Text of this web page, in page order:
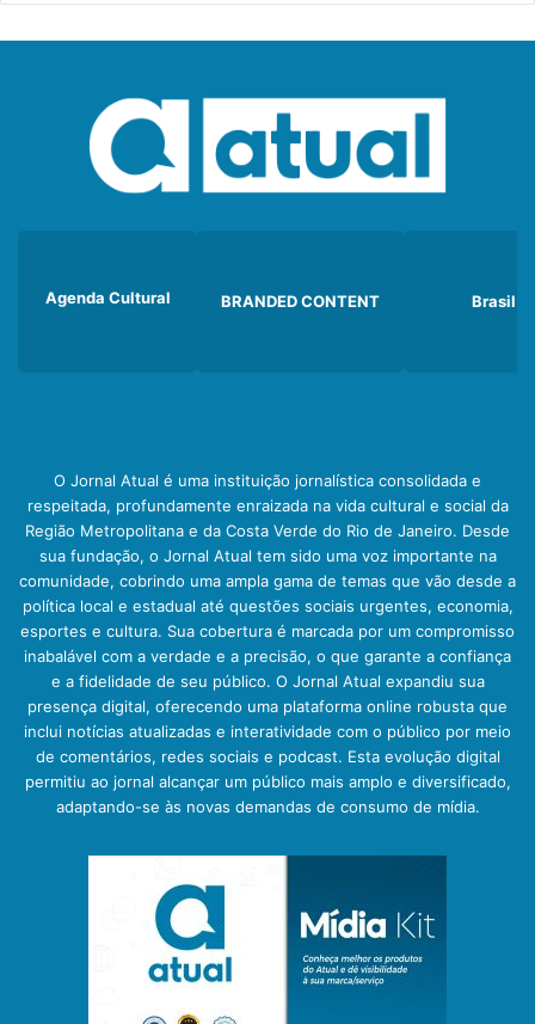
Agenda Cultural BRANDED CONTENT Brasil
O Jornal Atual é uma instituição jornalística consolidada e
respeitada, profundamente enraizada na vida cultural e social da
Região Metropolitana e da Costa Verde do Rio de Janeiro. Desde
sua fundação, o Jornal Atual tem sido uma voz importante na
comunidade, cobrindo uma ampla gama de temas que vão desde a
política local e estadual até questões sociais urgentes, economia,
esportes e cultura. Sua cobertura é marcada por um compromisso
inabalável com a verdade e a precisão, o que garante a confiança
e a fidelidade de seu público. O Jornal Atual expandiu sua
presença digital, oferecendo uma plataforma online robusta que
inclui notícias atualizadas e interatividade com o público por meio
de comentários, redes sociais e podcast. Esta evolução digital
permitiu ao jornal alcançar um público mais amplo e diversificado,
adaptando-se às novas demandas de consumo de mídia.